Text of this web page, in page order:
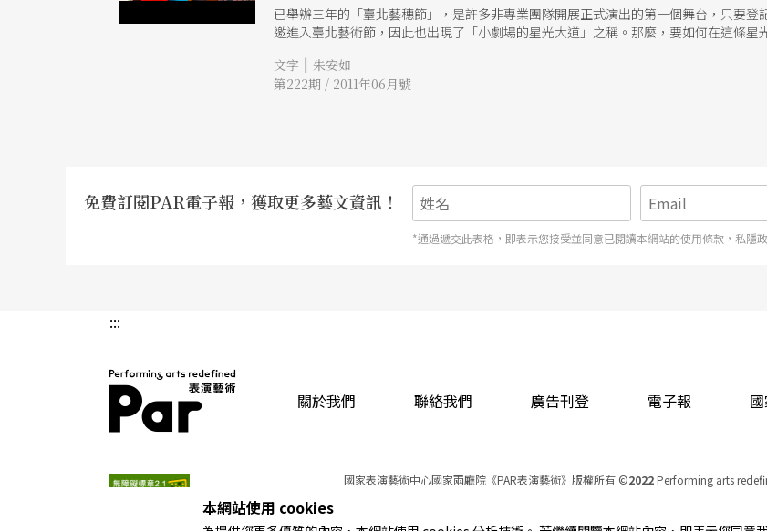
已舉辦三年的「臺北藝穗節」，是許多非專業團隊開展正式演出的第一個舞台，只要
邀進入臺北藝術節，因此也出現了「小劇場的星光大道」之稱。那麼，要如何在這條
文字 | 朱安如
第222期 / 2011年06月號
免費訂閱PAR電子報，獲取更多藝文資訊！
*通過遞交此表格，即表示您接受並同意已閱讀本網站的使用條款，私隱
:::
關於我們 聯絡我們 廣告刊登 電子報
國家表演藝術中心國家兩廳院《PAR表演藝術》版權所有©2022Performing arts
本站所提供相關演出資訊，如有異動應以主辦單位公告為準。
本網站使用 cookies